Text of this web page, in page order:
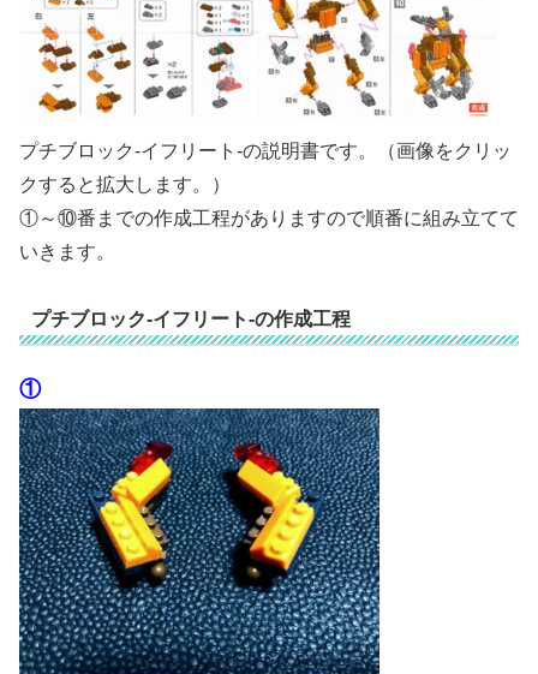
プチブロック-イフリート-の説明書です。（画像をクリッ
クすると拡大します。）
①～⑩番までの作成工程がありますので順番に組み立てて
いきます。
プチブロック-イフリート-の作成工程
①